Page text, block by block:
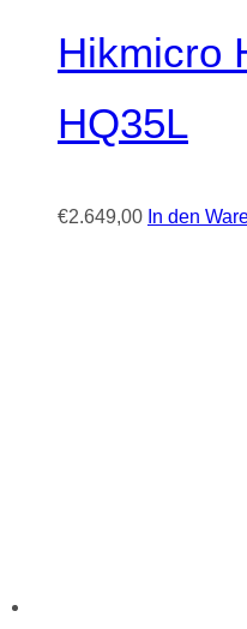
Hikmicro
HQ35L
€2.649,00 In den